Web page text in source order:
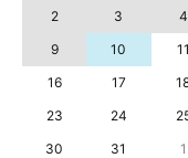
2
3 4
9
10 11
16
17
23
24
30
31 1